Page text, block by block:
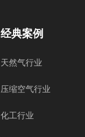
经典案例
天然气行业
压缩空气行业
化工行业